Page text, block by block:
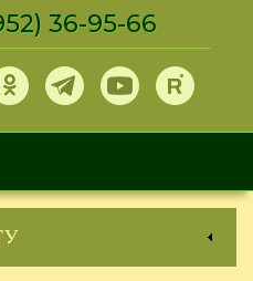
36-95-66